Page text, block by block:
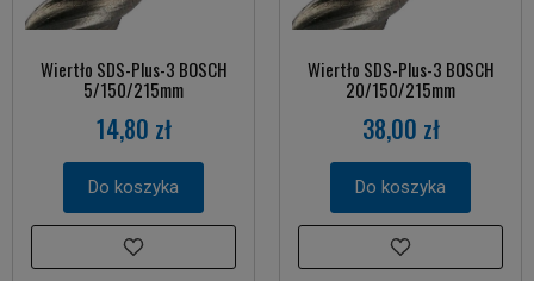
Wiertło SDS-Plus-3 BOSCH
5/150/215mm
14,80 zł
Do koszyka
Wiertło SDS-Plus-3 BOSCH
20/150/215mm
38,00 zł
Do koszyka